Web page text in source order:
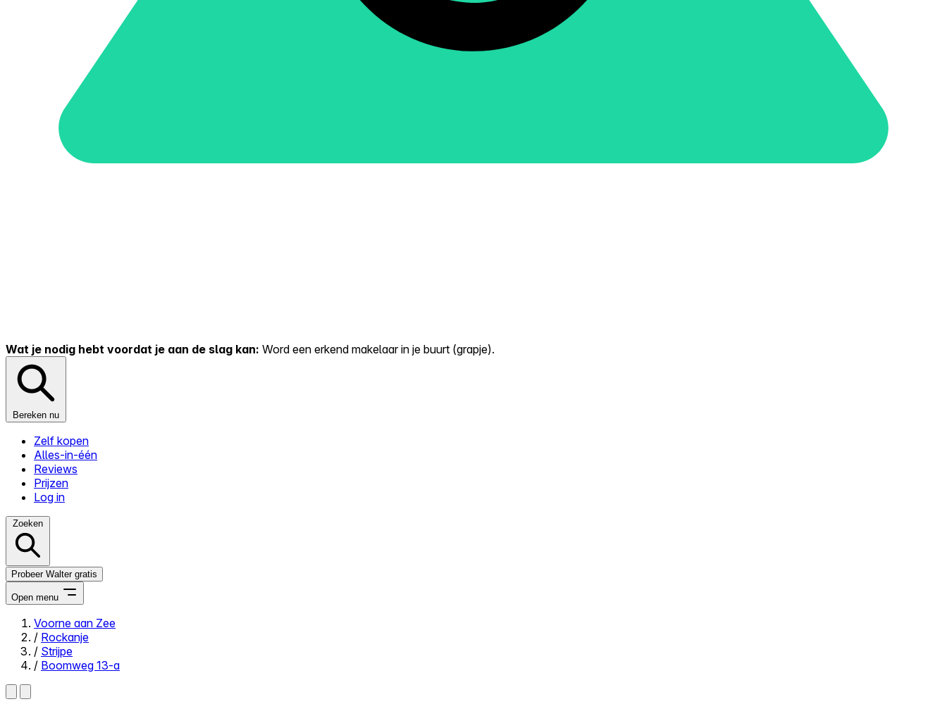
Wat je nodig hebt voordat je aan de slag kan: Word een erkend makelaar in je buurt (grapje).
Bereken nu
Zelf kopen
Alles-in-één
Reviews
Prijzen
Log in
Zoeken
Probeer Walter gratis
Open menu
Close menu
Voorne aan Zee
/ Rockanje
/ Strijpe
/ Boomweg 13-a